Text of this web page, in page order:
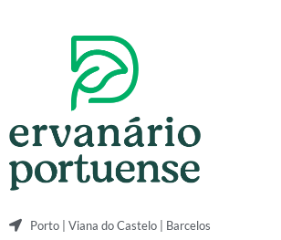
Porto | Viana do Castelo | Barcelos